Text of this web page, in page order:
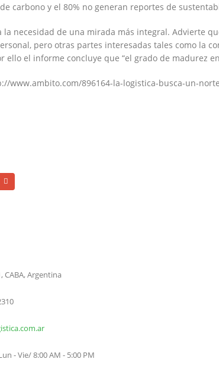
carbono y el 80% no generan reportes de
la necesidad de una mirada más integral. Advierte
pero otras partes interesadas tales como la
ello el informe concluye que “el grado de madurez
www.ambito.com/896164-la-logistica-busca-un-
CABA, Argentina
- Vie/ 8:00 AM - 5:00 PM